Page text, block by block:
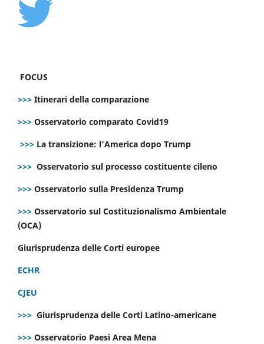
FOCUS
>>> Itinerari della comparazione
>>> Osservatorio comparato Covid19
>>> La transizione: l’America dopo Trump
>>> Osservatorio sul processo costituente cileno
>>> Osservatorio sulla Presidenza Trump
>>> Osservatorio sul Costituzionalismo Ambientale
(OCA)
Giurisprudenza delle Corti europee
ECHR
CJEU
>>> Giurisprudenza delle Corti Latino-americane
>>> Osservatorio Paesi Area Mena